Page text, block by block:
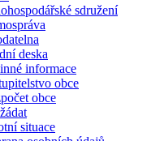
sdružení
deska
informace
obce
obce
situace